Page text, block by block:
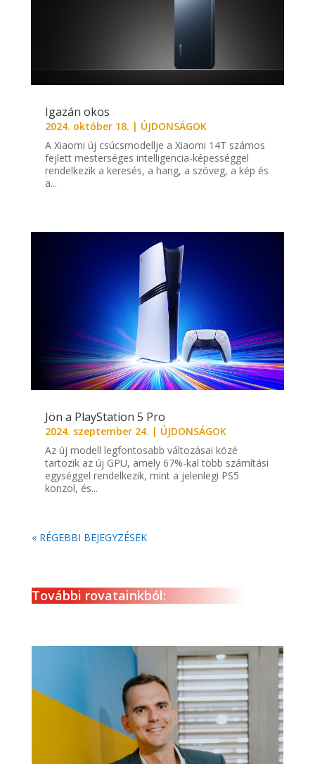
Igazán okos
2024. október 18. | ÚJDONSÁGOK
A Xiaomi új csúcsmodellje a Xiaomi 14T számos
fejlett mesterséges intelligencia-képességgel
rendelkezik a keresés, a hang, a szöveg, a kép és
a...
Jön a PlayStation 5 Pro
2024. szeptember 24. | ÚJDONSÁGOK
Az új modell legfontosabb változásai közé
tartozik az új GPU, amely 67%-kal több számítási
egységgel rendelkezik, mint a jelenlegi PS5
konzol, és...
« RÉGEBBI BEJEGYZÉSEK
További rovatainkból: